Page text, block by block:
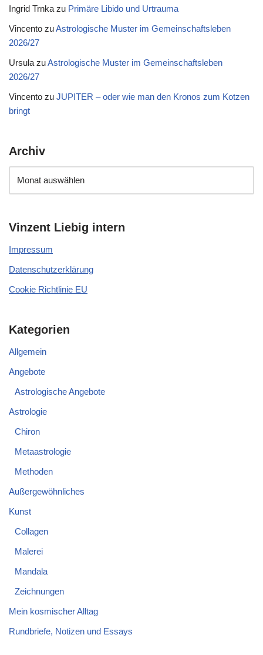
Ingrid Trnka zu Primäre Libido und Urtrauma
Vincento zuAstrologische Muster im Gemeinschaftsleben
2026/27
Ursula zuAstrologische Muster im Gemeinschaftsleben
2026/27
Vincento zu JUPITER – oder wie man den Kronos zum Kotzen
bringt
Archiv
Vinzent Liebig intern
Impressum
Datenschutzerklärung
Cookie Richtlinie EU
Kategorien
Allgemein
Angebote
Astrologische Angebote
Astrologie
Chiron
Metaastrologie
Methoden
Außergewöhnliches
Kunst
Collagen
Malerei
Mandala
Zeichnungen
Mein kosmischer Alltag
Rundbriefe, Notizen und Essays